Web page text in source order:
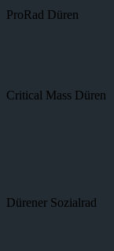
ProRad Düren
Critical Mass Düren
Dürener Sozialrad